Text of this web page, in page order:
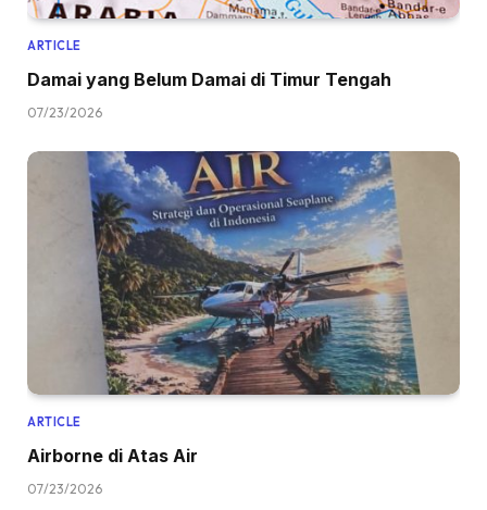
ARTICLE
Damai yang Belum Damai di Timur Tengah
07/23/2026
ARTICLE
Airborne di Atas Air
07/23/2026